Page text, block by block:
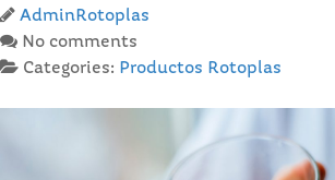
AdminRotoplas
No comments
Categories: Productos Rotoplas